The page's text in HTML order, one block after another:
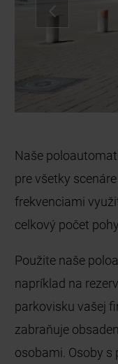
stĺpiky
Naše
pre všetky
frekvenciami
celkový počet
Použite naše
napríklad na
parkovisku vašej
zabraňuje
osobami. Osoby s